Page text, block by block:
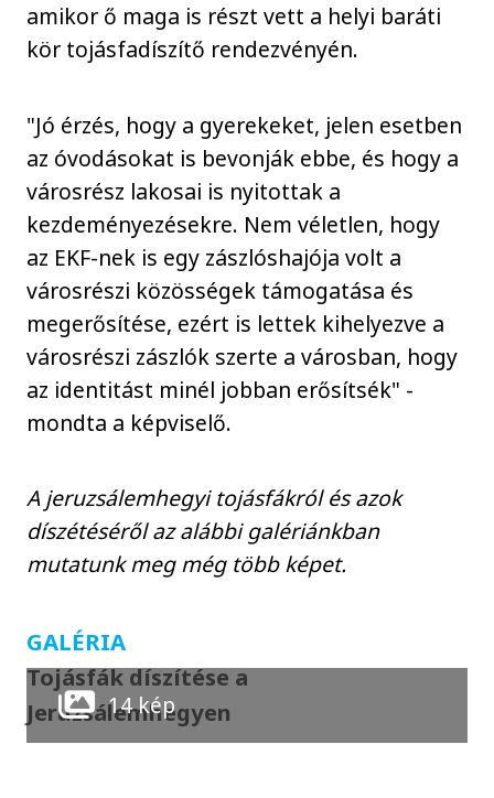
amikor ő maga is részt vett a helyi baráti
kör tojásfadíszítő rendezvényén.
"Jó érzés, hogy a gyerekeket, jelen esetben
az óvodásokat is bevonják ebbe, és hogy a
városrész lakosai is nyitottak a
kezdeményezésekre. Nem véletlen, hogy
az EKF-nek is egy zászlóshajója volt a
városrészi közösségek támogatása és
megerősítése, ezért is lettek kihelyezve a
városrészi zászlók szerte a városban, hogy
az identitást minél jobban erősítsék" -
mondta a képviselő.
A jeruzsálemhegyi tojásfákról és azok
díszétéséről az alábbi galériánkban
mutatunk meg még több képet.
GALÉRIA
Tojásfák díszítése a
Jeruzsálemhegyen
14 kép